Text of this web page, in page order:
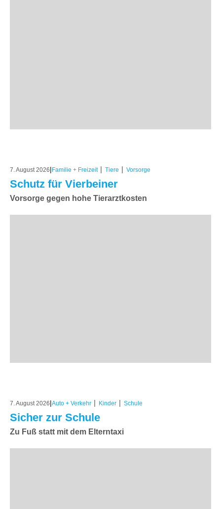
7. August 2026| Familie + Freizeit | Tiere | Vorsorge
Schutz für Vierbeiner
Vorsorge gegen hohe Tierarztkosten
7. August 2026|Auto + Verkehr | Kinder | Schule
Sicher zur Schule
Zu Fuß statt mit dem Elterntaxi